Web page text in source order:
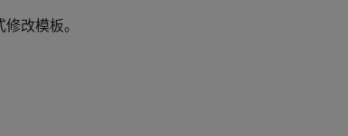
改模板。